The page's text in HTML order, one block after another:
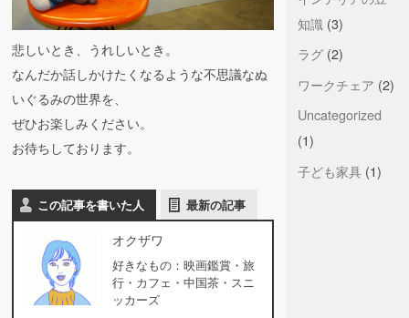
悲しいとき、うれしいとき。
なんだか話しかけたくなるような不思議なぬ
いぐるみの世界を、
ぜひお楽しみください。
お待ちしております。
この記事を書いた人 最新の記事
オクザワ
好きなもの：映画鑑賞・旅
行・カフェ・中国茶・スニ
ッカーズ
知識 (3)
ラグ(2)
ワークチェア (2)
Uncategorized
(1)
子ども家具(1)